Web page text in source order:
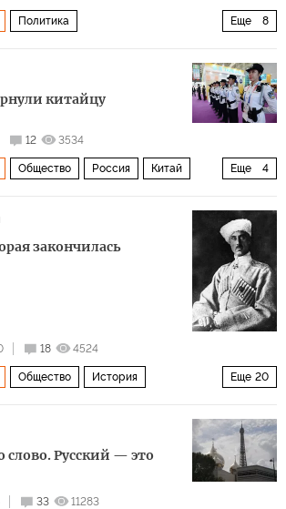
Еще 8
Политика
китайцу
12 3534
Еще 4
Общество Россия Китай
закончилась
18 4524
Еще 20
Общество История
Михаил Алексеев
Евгений Церковников
слово. Русский — это
33 11283